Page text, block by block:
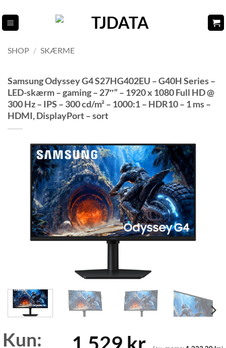
til
indhold
SHOP / SKÆRME
Samsung Odyssey G4 S27HG402EU – G40H Series –
LED-skærm – gaming – 27″” – 1920 x 1080 Full HD @
300 Hz – IPS – 300 cd/m² – 1000:1 – HDR10 – 1 ms –
HDMI, DisplayPort – sort
Kun: